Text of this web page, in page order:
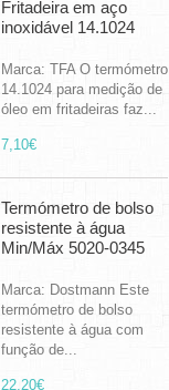
Fritadeira em aço
inoxidável 14.1024
Marca: TFA O termómetro
14.1024 para medição de
óleo em fritadeiras faz...
7,10€
Termómetro de bolso
resistente à água
Min/Máx 5020-0345
Marca: Dostmann Este
termómetro de bolso
resistente à água com
função de...
22,20€